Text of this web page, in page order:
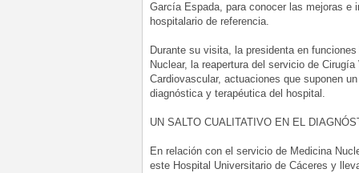
García Espada, para conocer las mejoras e
hospitalario de referencia.
Durante su visita, la presidenta en
Nuclear, la reapertura del servicio de
Cardiovascular, actuaciones que suponen
diagnóstica y terapéutica del hospital.
UN SALTO CUALITATIVO EN EL
En relación con el servicio de Medicina
este Hospital Universitario de Cáceres y